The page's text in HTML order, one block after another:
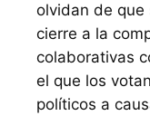
olvidan de que
cierre a la
colaborativas
el que los
políticos a